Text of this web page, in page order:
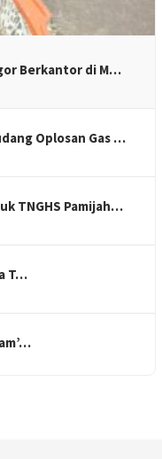
Berkantor di M…
Oplosan Gas …
TNGHS Pamijah…
T…